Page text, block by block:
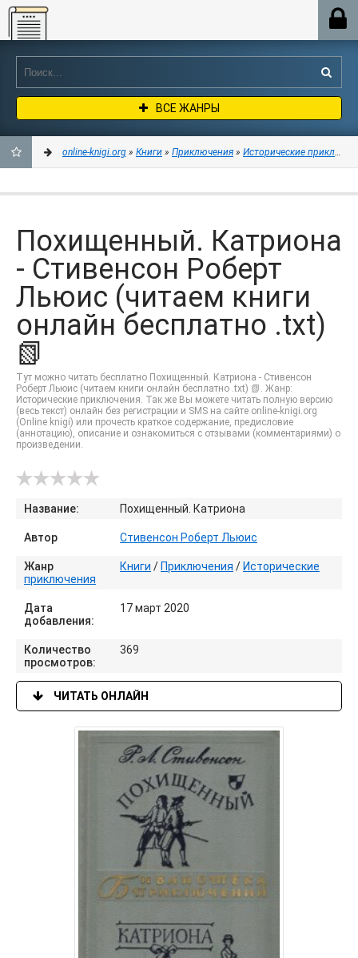
Online-knigi.org
ВСЕ ЖАНРЫ
ЗАКЛАДКИ
online-knigi.org » Книги » Приключения » Исторические
Похищенный. Катриона
- Стивенсон Роберт
Льюис (читаем книги
онлайн бесплатно .txt)
📗
Тут можно читать бесплатно Похищенный. Катриона - Стивенсон
Роберт Льюис (читаем книги онлайн бесплатно .txt) 📗. Жанр:
Исторические приключения. Так же Вы можете читать полную версию
(весь текст) онлайн без регистрации и SMS на сайте online-knigi.org
(Online knigi) или прочесть краткое содержание, предисловие
(аннотацию), описание и ознакомиться с отзывами (комментариями) о
произведении.
Название: Похищенный. Катриона
Автор Стивенсон Роберт Льюис
Жанр Книги / Приключения / Исторические
приключения
Дата
добавления:
17 март 2020
Количество
просмотров:
369
ЧИТАТЬ ОНЛАЙН